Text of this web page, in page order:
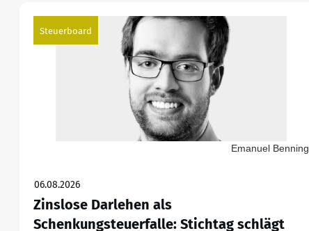
Steuerboard
Emanuel Benning
06.08.2026
Zinslose Darlehen als
Schenkungsteuerfalle: Stichtag schlägt